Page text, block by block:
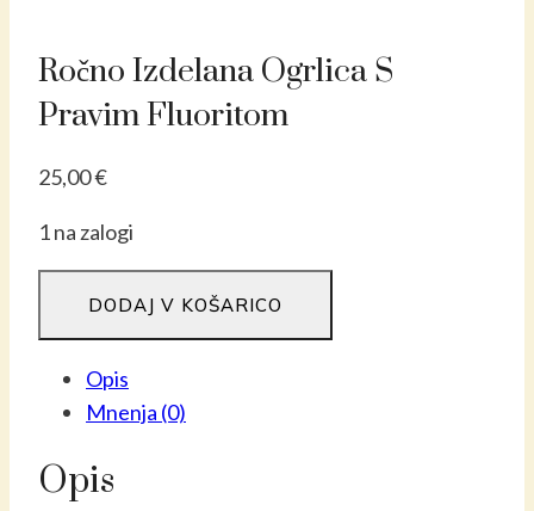
Ročno Izdelana Ogrlica S
Pravim Fluoritom
25,00€
1 na zalogi
izdelana
pravim
količina
DODAJ V KOŠARICO
Opis
Mnenja (0)
Opis